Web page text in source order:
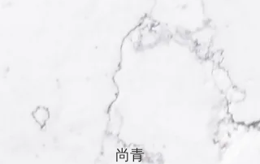
​尚青